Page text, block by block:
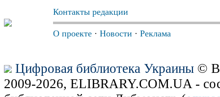
Контакты редакции
О проекте · Новости · Реклама
Цифровая библиотека Украины ©
2009-2026, ELIBRARY.COM.UA -